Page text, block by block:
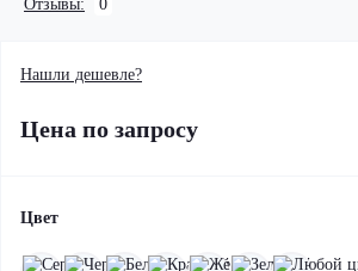
Отзывы: 0
Нашли дешевле?
Цена по запросу
Цвет